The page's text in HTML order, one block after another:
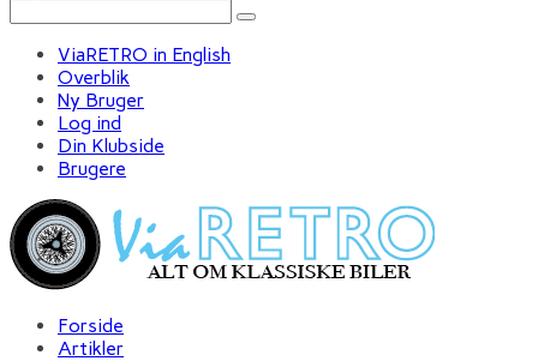
ViaRETRO in English
Overblik
Ny Bruger
Log ind
Din Klubside
Brugere
Forside
Artikler